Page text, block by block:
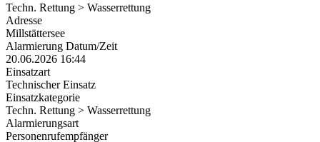
Techn. Rettung > Wasserrettung
Adresse
Millstättersee
Alarmierung Datum/Zeit
20.06.2026 16:44
Einsatzart
Technischer Einsatz
Einsatzkategorie
Techn. Rettung > Wasserrettung
Alarmierungsart
Personenrufempfänger